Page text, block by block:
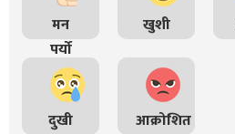
मन
पर्यो
खुशी
दुखी आक्रोशित